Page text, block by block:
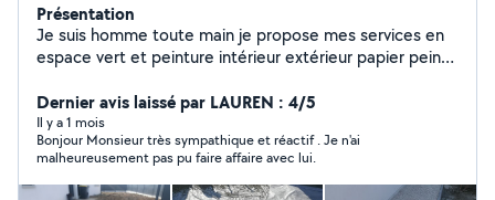
Présentation
Je suis homme toute main je propose mes services en
espace vert et peinture intérieur extérieur papier peint
toiture muret dallage etc travail soigné devis gratuit me
déplace toute distance
Dernier avis laissé par LAUREN : 4/5
Il y a 1 mois
Bonjour Monsieur très sympathique et réactif . Je n'ai
malheureusement pas pu faire affaire avec lui.